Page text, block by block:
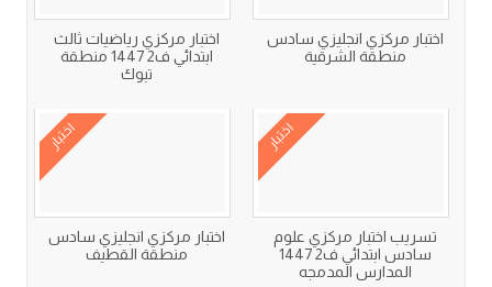
اختبار مركزي انجليزي سادس
منطقة الشرقية
اختبار مركزي رياضيات ثالث
ابتدائي ف2 1447 منطقة
تبوك
اختبار
تسريب اختبار مركزي علوم
سادس ابتدائي ف2 1447
المدارس المدمجه
اختبار
اختبار مركزي انجليزي سادس
منطقة القطيف